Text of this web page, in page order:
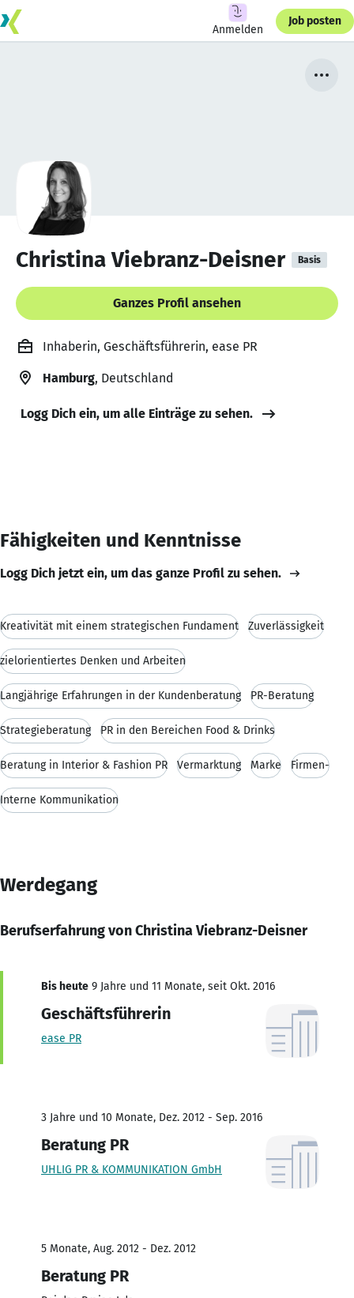
Anmelden
Job posten
Christina Viebranz-Deisner Basis
Ganzes Profil ansehen
Inhaberin, Geschäftsführerin, ease PR
Hamburg, Deutschland
Logg Dich ein, um alle Einträge zu sehen.
Fähigkeiten und Kenntnisse
Logg Dich jetzt ein, um das ganze Profil zu sehen.
Kreativität mit einem strategischen Fundament Zuverlässigkeit
zielorientiertes Denken und Arbeiten
Langjährige Erfahrungen in der Kundenberatung PR-Beratung
Strategieberatung PR in den Bereichen Food & Drinks
Beratung in Interior & Fashion PR Vermarktung Marke Firmen-
Interne Kommunikation
Werdegang
Berufserfahrung von Christina Viebranz-Deisner
Bis heute 9 Jahre und 11 Monate, seit Okt. 2016
Geschäftsführerin
ease PR
3 Jahre und 10 Monate, Dez. 2012 - Sep. 2016
Beratung PR
UHLIG PR & KOMMUNIKATION GmbH
5 Monate, Aug. 2012 - Dez. 2012
Beratung PR